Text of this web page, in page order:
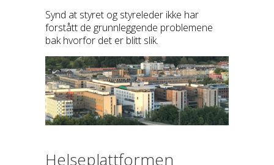
Synd at styret og styreleder ikke har
forstått de grunnleggende problemene
bak hvorfor det er blitt slik.
Helseplattformen